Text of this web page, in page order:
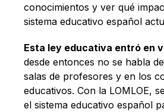
conocimientos y ver qué
sistema educativo español
Esta ley educativa entró en
desde entonces no se habla
salas de profesores y en los
educativos. Con la LOMLOE,
el sistema educativo español